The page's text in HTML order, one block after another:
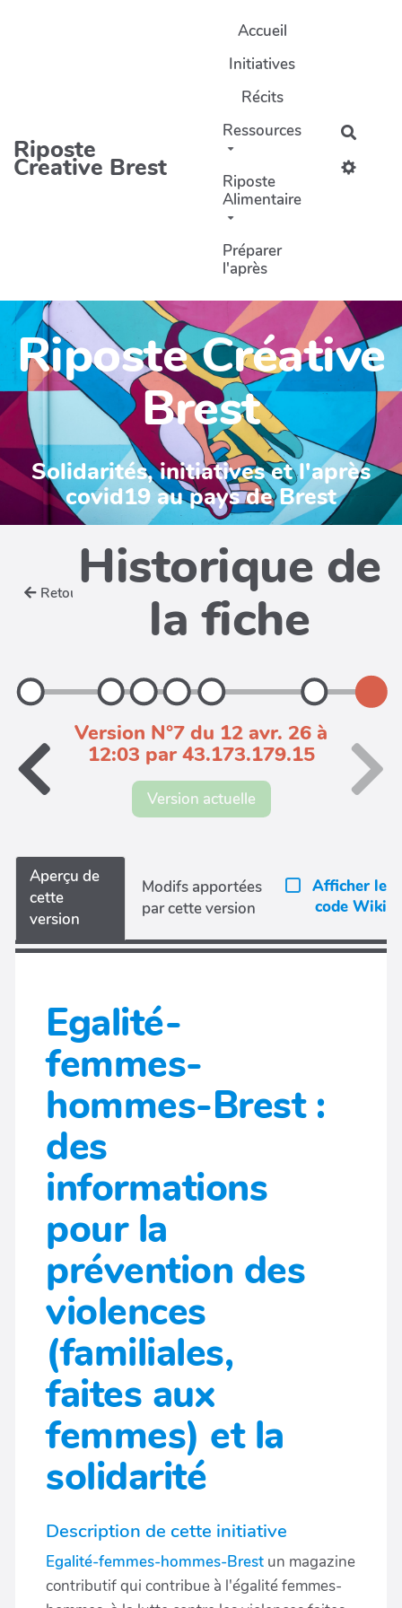
Riposte
Creative Brest
Accueil
Initiatives
Récits
Ressources
Riposte
Alimentaire
Préparer
l'après
Riposte Créative
Brest
Solidarités, initiatives et l'après
covid19 au pays de Brest
Retour Historique de
la fiche
Version N°7 du 12 avr. 26 à
12:03 par 43.173.179.15
Version actuelle
Aperçu de
cette
version
Modifs apportées
par cette version
Afficher le
code Wiki
Egalité-
femmes-
hommes-Brest :
des
informations
pour la
prévention des
violences
(familiales,
faites aux
femmes) et la
solidarité
Description de cette initiative
Egalité-femmes-hommes-Brest un magazine
contributif qui contribue à l'égalité femmes-